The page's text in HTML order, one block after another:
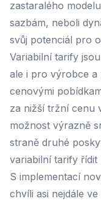
zastaralého
sazbám, neboli
svůj potenciál pro
Variabilní tarify
ale i pro výrobce a
cenovými
za nižší tržní cenu
možnost výrazně
straně druhé
variabilní tarify
S implementací
chvíli asi nejdále